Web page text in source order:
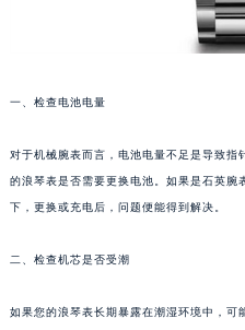
一、检查电池电量
对于机械腕表而言，电池电量不足是导致指
的浪琴表是否需要更换电池。如果是石英腕
下，更换或充电后，问题便能得到解决。
二、检查机芯是否受潮
如果您的浪琴表长期暴露在潮湿环境中，可